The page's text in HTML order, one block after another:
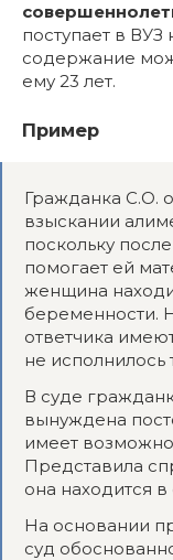
поступает в
содержание
ему 23 лет.
Пример
Гражданка С.О.
взыскании
поскольку
помогает ей
женщина
беременности.
ответчика
не исполнилось
В суде
вынуждена
имеет
Представила
она находится
На основании
суд